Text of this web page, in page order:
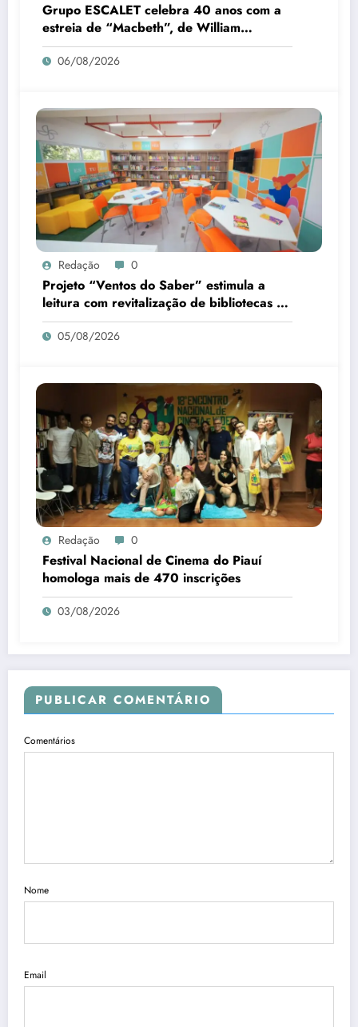
Grupo ESCALET celebra 40 anos com a
estreia de “Macbeth”, de William
Shakespeare
06/08/2026
Redação 0
Projeto “Ventos do Saber” estimula a
leitura com revitalização de bibliotecas no
Piauí
05/08/2026
Redação 0
Festival Nacional de Cinema do Piauí
homologa mais de 470 inscrições
03/08/2026
PUBLICAR COMENTÁRIO
Comentários
Nome
Email